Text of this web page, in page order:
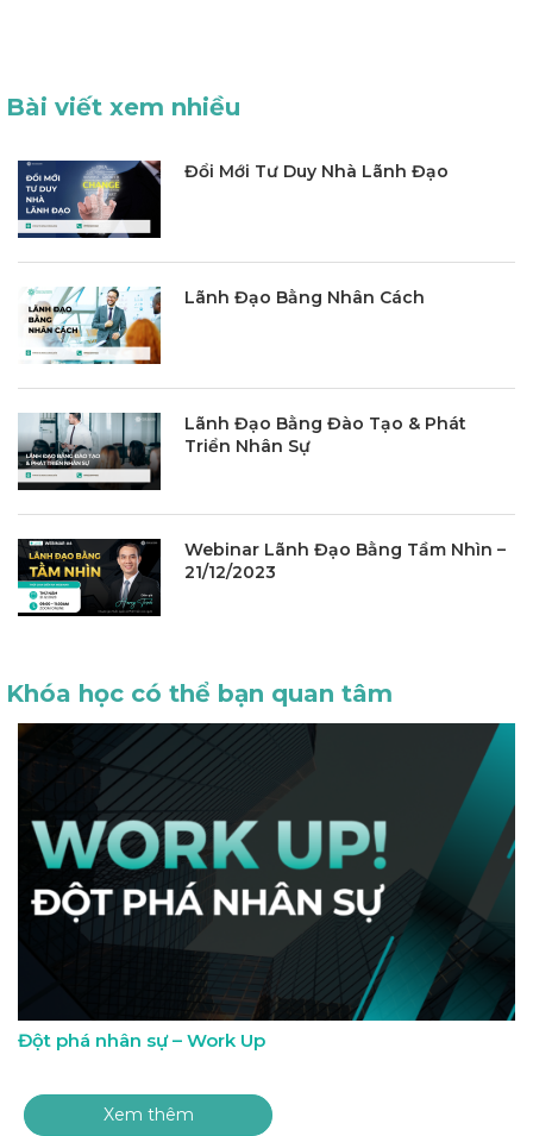
Bài viết xem nhiều
Đổi Mới Tư Duy Nhà Lãnh Đạo
Lãnh Đạo Bằng Nhân Cách
Lãnh Đạo Bằng Đào Tạo & Phát
Triển Nhân Sự
Webinar Lãnh Đạo Bằng Tầm Nhìn –
21/12/2023
Khóa học có thể bạn quan tâm
Đột phá nhân sự – Work Up
Xem thêm